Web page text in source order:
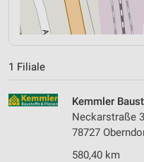
1 Filiale
Kemmler
Neckarstraße
78727
580,40 km